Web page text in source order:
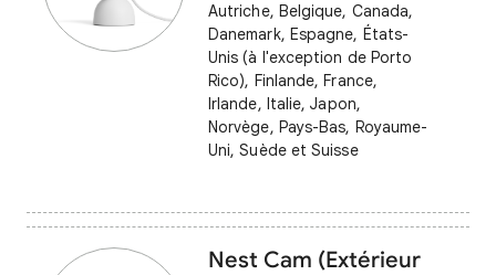
Autriche, Belgique, Canada,
Danemark, Espagne, États-
Unis (à l'exception de Porto
Rico), Finlande, France,
Irlande, Italie, Japon,
Norvège, Pays-Bas, Royaume-
Uni, Suède et Suisse
Nest Cam (Extérieur